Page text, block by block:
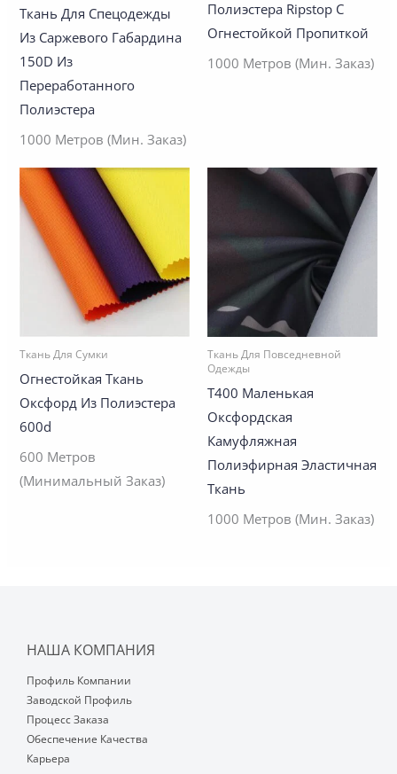
Ткань Для Спецодежды
Из Саржевого Габардина
150D Из
Переработанного
Полиэстера
1000 Метров (Мин. Заказ)
Полиэстера Ripstop С
Огнестойкой Пропиткой
1000 Метров (Мин. Заказ)
Ткань Для Сумки
Огнестойкая Ткань
Оксфорд Из Полиэстера
600d
600 Метров
(минимальный Заказ)
Ткань Для Повседневной
Одежды
T400 Маленькая
Оксфордская
Камуфляжная
Полиэфирная Эластичная
Ткань
1000 Метров (Мин. Заказ)
НАША КОМПАНИЯ
Профиль Компании
Заводской Профиль
Процесс Заказа
Обеспечение Качества
Карьера